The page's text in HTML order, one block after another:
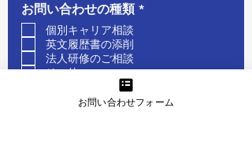
お問い合わせの種類 *必
個別キャリア相談
英文履歴書の添削
法人研修のご相談
その他
どこで知りましたか？
お問い合わせフォーム